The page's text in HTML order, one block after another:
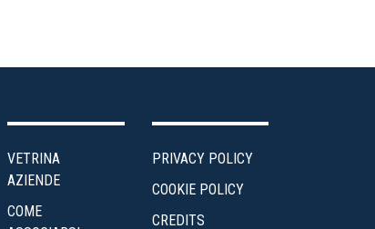
VETRINA
AZIENDE
COME
PRIVACY POLICY
COOKIE POLICY
CREDITS